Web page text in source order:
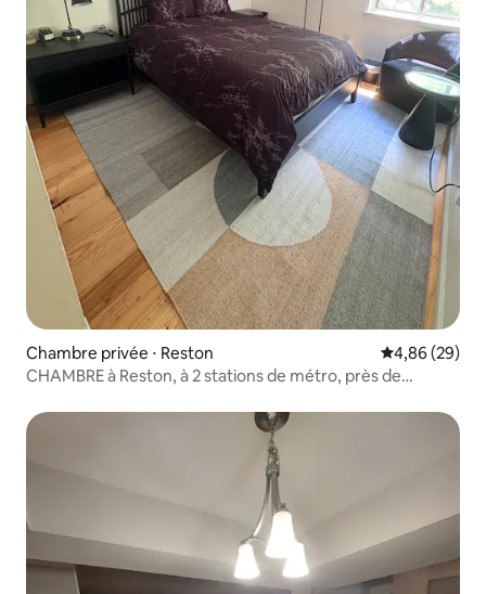
Chambre privée ⋅ Reston Évaluation
4,86 (29)
CHAMBRE à Reston, à 2 stations de métro, près de